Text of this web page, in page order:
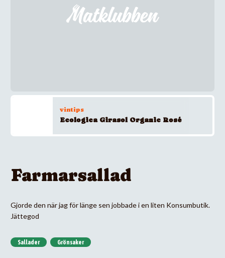
vintips
Ecologica Girasol Organic Rosé
Farmarsallad
Gjorde den när jag för länge sen jobbade i en liten Konsumbutik.
Jättegod
Sallader Grönsaker